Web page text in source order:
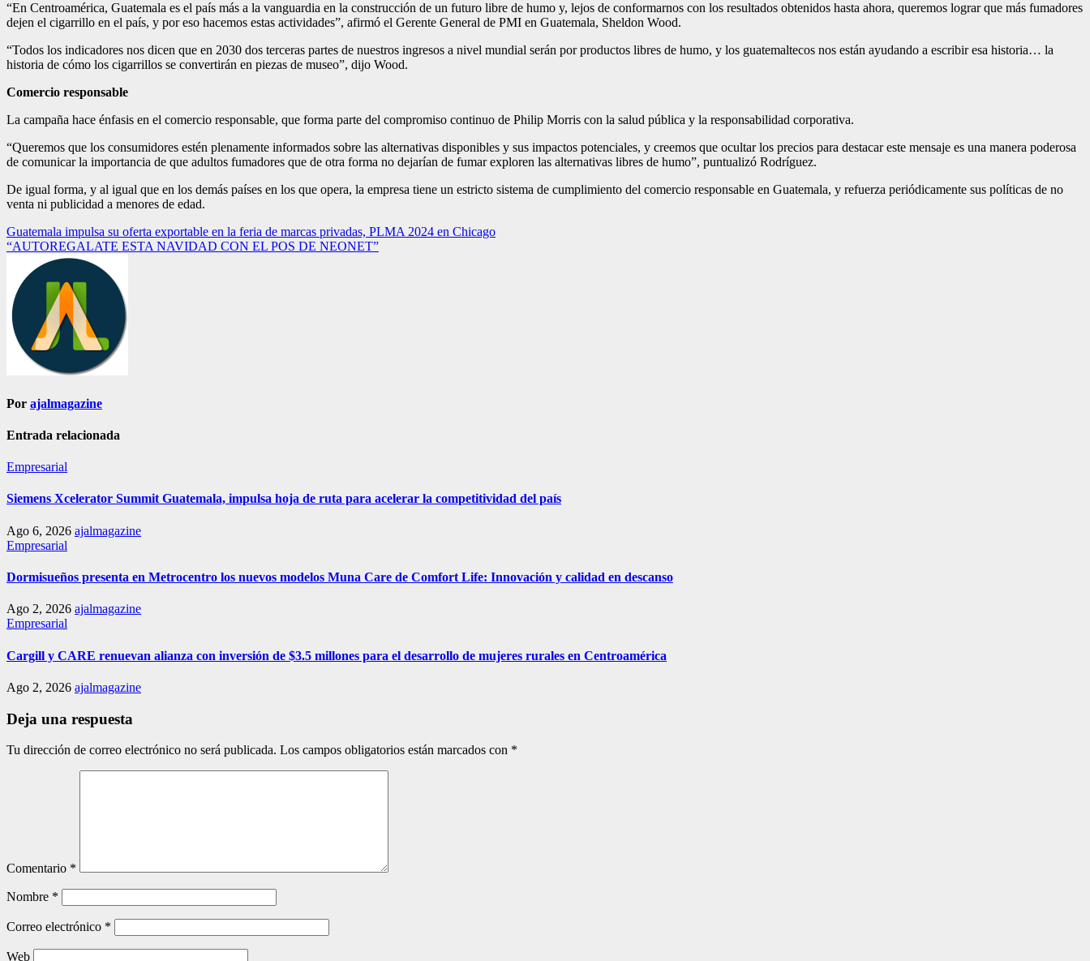
“En Centroamérica, Guatemala es el país más a la vanguardia en la construcción de un futuro libre de humo y, lejos de conformarnos con los resultados obtenidos hasta ahora, queremos lograr que más fumadores
dejen el cigarrillo en el país, y por eso hacemos estas actividades”, afirmó el Gerente General de PMI en Guatemala, Sheldon Wood.
“Todos los indicadores nos dicen que en 2030 dos terceras partes de nuestros ingresos a nivel mundial serán por productos libres de humo, y los guatemaltecos nos están ayudando a escribir esa historia… la
historia de cómo los cigarrillos se convertirán en piezas de museo”, dijo Wood.
Comercio responsable
La campaña hace énfasis en el comercio responsable, que forma parte del compromiso continuo de Philip Morris con la salud pública y la responsabilidad corporativa.
“Queremos que los consumidores estén plenamente informados sobre las alternativas disponibles y sus impactos potenciales, y creemos que ocultar los precios para destacar este mensaje es una manera poderosa
de comunicar la importancia de que adultos fumadores que de otra forma no dejarían de fumar exploren las alternativas libres de humo”, puntualizó Rodríguez.
De igual forma, y al igual que en los demás países en los que opera, la empresa tiene un estricto sistema de cumplimiento del comercio responsable en Guatemala, y refuerza periódicamente sus políticas de no
venta ni publicidad a menores de edad.
Navegación
de
entradas
Guatemala impulsa su oferta exportable en la feria de marcas privadas, PLMA 2024 en Chicago
“AUTOREGALATE ESTA NAVIDAD CON EL POS DE NEONET”
Por ajalmagazine
Entrada relacionada
Empresarial
Siemens Xcelerator Summit Guatemala, impulsa hoja de ruta para acelerar la competitividad del país
Ago 6, 2026 ajalmagazine
Empresarial
Dormisueños presenta en Metrocentro los nuevos modelos Muna Care de Comfort Life: Innovación y calidad en descanso
Ago 2, 2026 ajalmagazine
Empresarial
Cargill y CARE renuevan alianza con inversión de $3.5 millones para el desarrollo de mujeres rurales en Centroamérica
Ago 2, 2026 ajalmagazine
Deja una respuesta
Tu dirección de correo electrónico no será publicada. Los campos obligatorios están marcados con *
Comentario *
Nombre *
Correo electrónico *
Web